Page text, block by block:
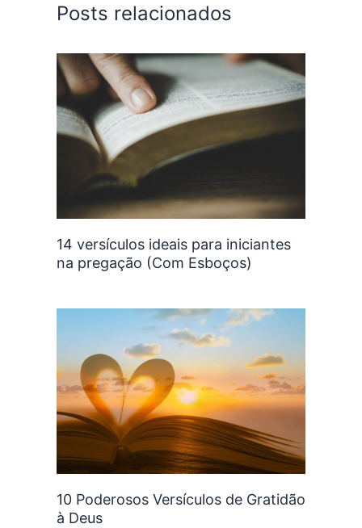
Posts relacionados
14 versículos ideais para iniciantes
na pregação (Com Esboços)
10 Poderosos Versículos de Gratidão
à Deus